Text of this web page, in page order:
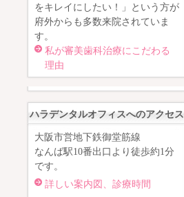
をキレイにしたい！」という方が
府外からも多数来院されていま
す。
私が審美歯科治療にこだわる
理由
ハラデンタルオフィスへのアクセス
大阪市営地下鉄御堂筋線
なんば駅10番出口より徒歩約1分
です。
詳しい案内図、診療時間